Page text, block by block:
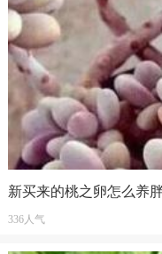
新买来的桃之卵怎么养
336人气